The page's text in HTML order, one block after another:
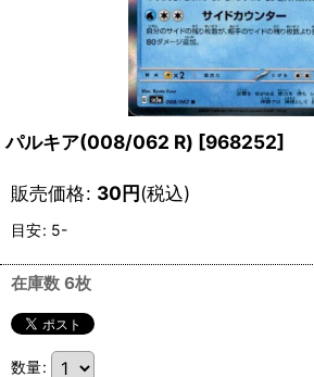
パルキア(008/062 R) [968252]
販売価格: 30円(税込)
目安: 5-
在庫数 6枚
数量: